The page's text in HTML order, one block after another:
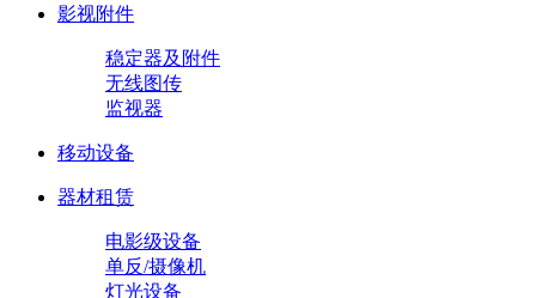
影视附件
稳定器及附件
无线图传
监视器
移动设备
器材租赁
电影级设备
单反/摄像机
灯光设备